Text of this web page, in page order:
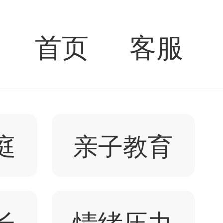
首页 客服
亲子教育